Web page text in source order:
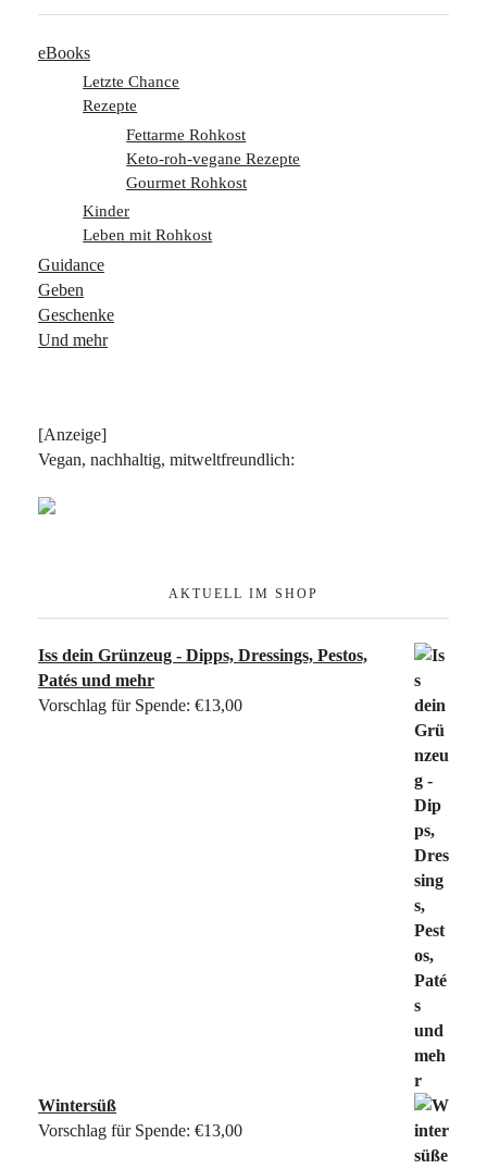
eBooks
Letzte Chance
Rezepte
Fettarme Rohkost
Keto-roh-vegane Rezepte
Gourmet Rohkost
Kinder
Leben mit Rohkost
Guidance
Geben
Geschenke
Und mehr
[Anzeige]
Vegan, nachhaltig, mitweltfreundlich:
AKTUELL IM SHOP
Iss dein Grünzeug - Dipps, Dressings, Pestos,
Patés und mehr
Vorschlag für Spende: €13,00
Wintersüß
Vorschlag für Spende: €13,00